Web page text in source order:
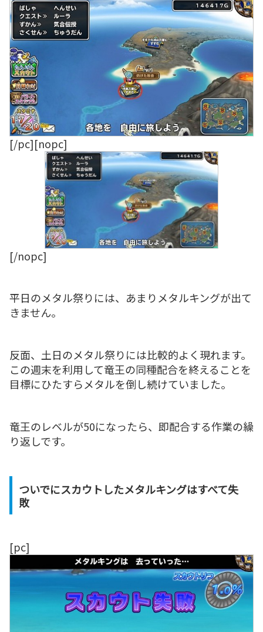
[/pc][nopc]
[/nopc]
平日のメタル祭りには、あまりメタルキングが出て
きません。
反面、土日のメタル祭りには比較的よく現れます。
この週末を利用して竜王の同種配合を終えることを
目標にひたすらメタルを倒し続けていました。
竜王のレベルが50になったら、即配合する作業の繰
り返しです。
ついでにスカウトしたメタルキングはすべて失
敗
[pc]